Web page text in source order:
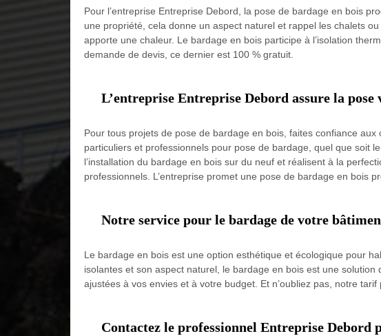
Pour l’entreprise Entreprise Debord, la pose de bardage en bois
une propriété, cela donne un aspect naturel et rappel les chalets
apporte une chaleur. Le bardage en bois participe à l’isolation
demande de devis, ce dernier est 100 % gratuit.
L’entreprise Entreprise Debord assure la
Pour tous projets de pose de bardage en bois, faites confiance
particuliers et professionnels pour pose de bardage, quel que soit
l’installation du bardage en bois sur du neuf et réalisent à la
professionnels. L’entreprise promet une pose de bardage en bois
Notre service pour le bardage de votre
Le bardage en bois est une option esthétique et écologique pour
isolantes et son aspect naturel, le bardage en bois est une
ajustées à vos envies et à votre budget. Et n’oubliez pas, notre
Contactez le professionnel Entreprise Debord